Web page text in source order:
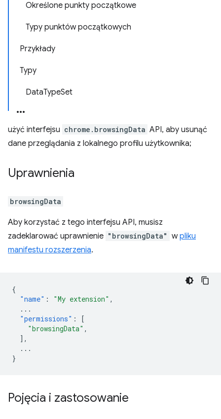
Określone punkty początkowe
Typy punktów początkowych
Przykłady
Typy
DataTypeSet
użyć interfejsu chrome.browsingData API, aby usunąć
dane przeglądania z lokalnego profilu użytkownika;
Uprawnienia
browsingData
Aby korzystać z tego interfejsu API, musisz
zadeklarować uprawnienie "browsingData" wpliku
manifestu rozszerzenia.
{
"name" : "My extension" ,
...
"permissions" :
[
"browsingData" ,
],
...
}
Pojęcia i zastosowanie